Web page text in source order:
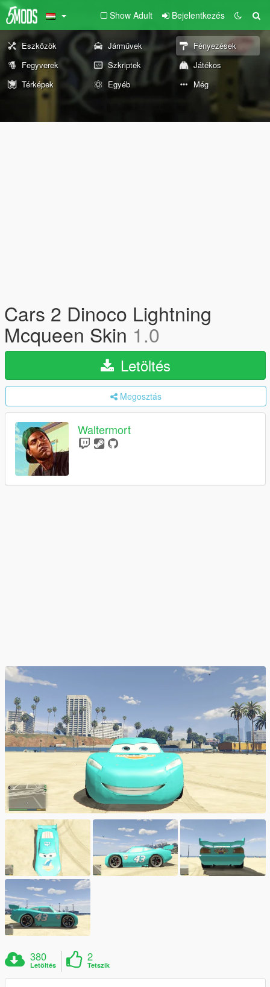
Show Adult Bejelentkezés
Eszközök Járművek
Fényezések
Fegyverek
Szkriptek
Játékos
Térképek
Egyéb Még
Cars 2 Dinoco Lightning
Mcqueen Skin 1.0
Letöltés
Megosztás
Waltermort
380
Letöltés
2
Tetszik